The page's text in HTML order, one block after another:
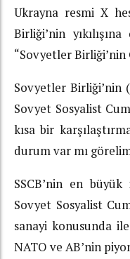
Ukrayna resmi X
Birliği’nin
“Sovyetler
Sovyetler Birliği’nin
Sovyet Sosyalist
kısa bir
durum var mı
SSCB’nin en
Sovyet Sosyalist
sanayi konusunda
NATO ve AB’nin